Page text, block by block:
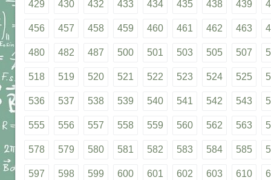
429 430 432 433 434 435 438 439
456 457 458 459 460 461 462 463
480 482 487 500 501 503 505 507
518 519 520 521 522 523 524 525
536 537 538 539 540 541 542 543
555 556 557 558 559 560 562 563
578 579 580 581 582 583 584 585
597 598 599 600 601 602 603 610